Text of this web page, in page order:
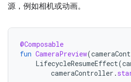
源，例如相机或动画。
@Composable
fun CameraPreview(
LifecycleResumeEffect(
cameraController .